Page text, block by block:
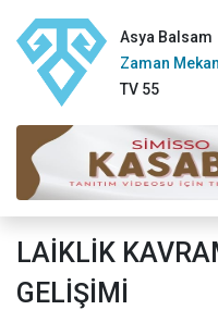
Asya Balsam
Zaman
TV 55
LAİKLİK
GELİŞİMİ